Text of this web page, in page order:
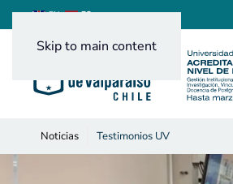
Skip to main content
EN ES
Noticias Testimonios UV